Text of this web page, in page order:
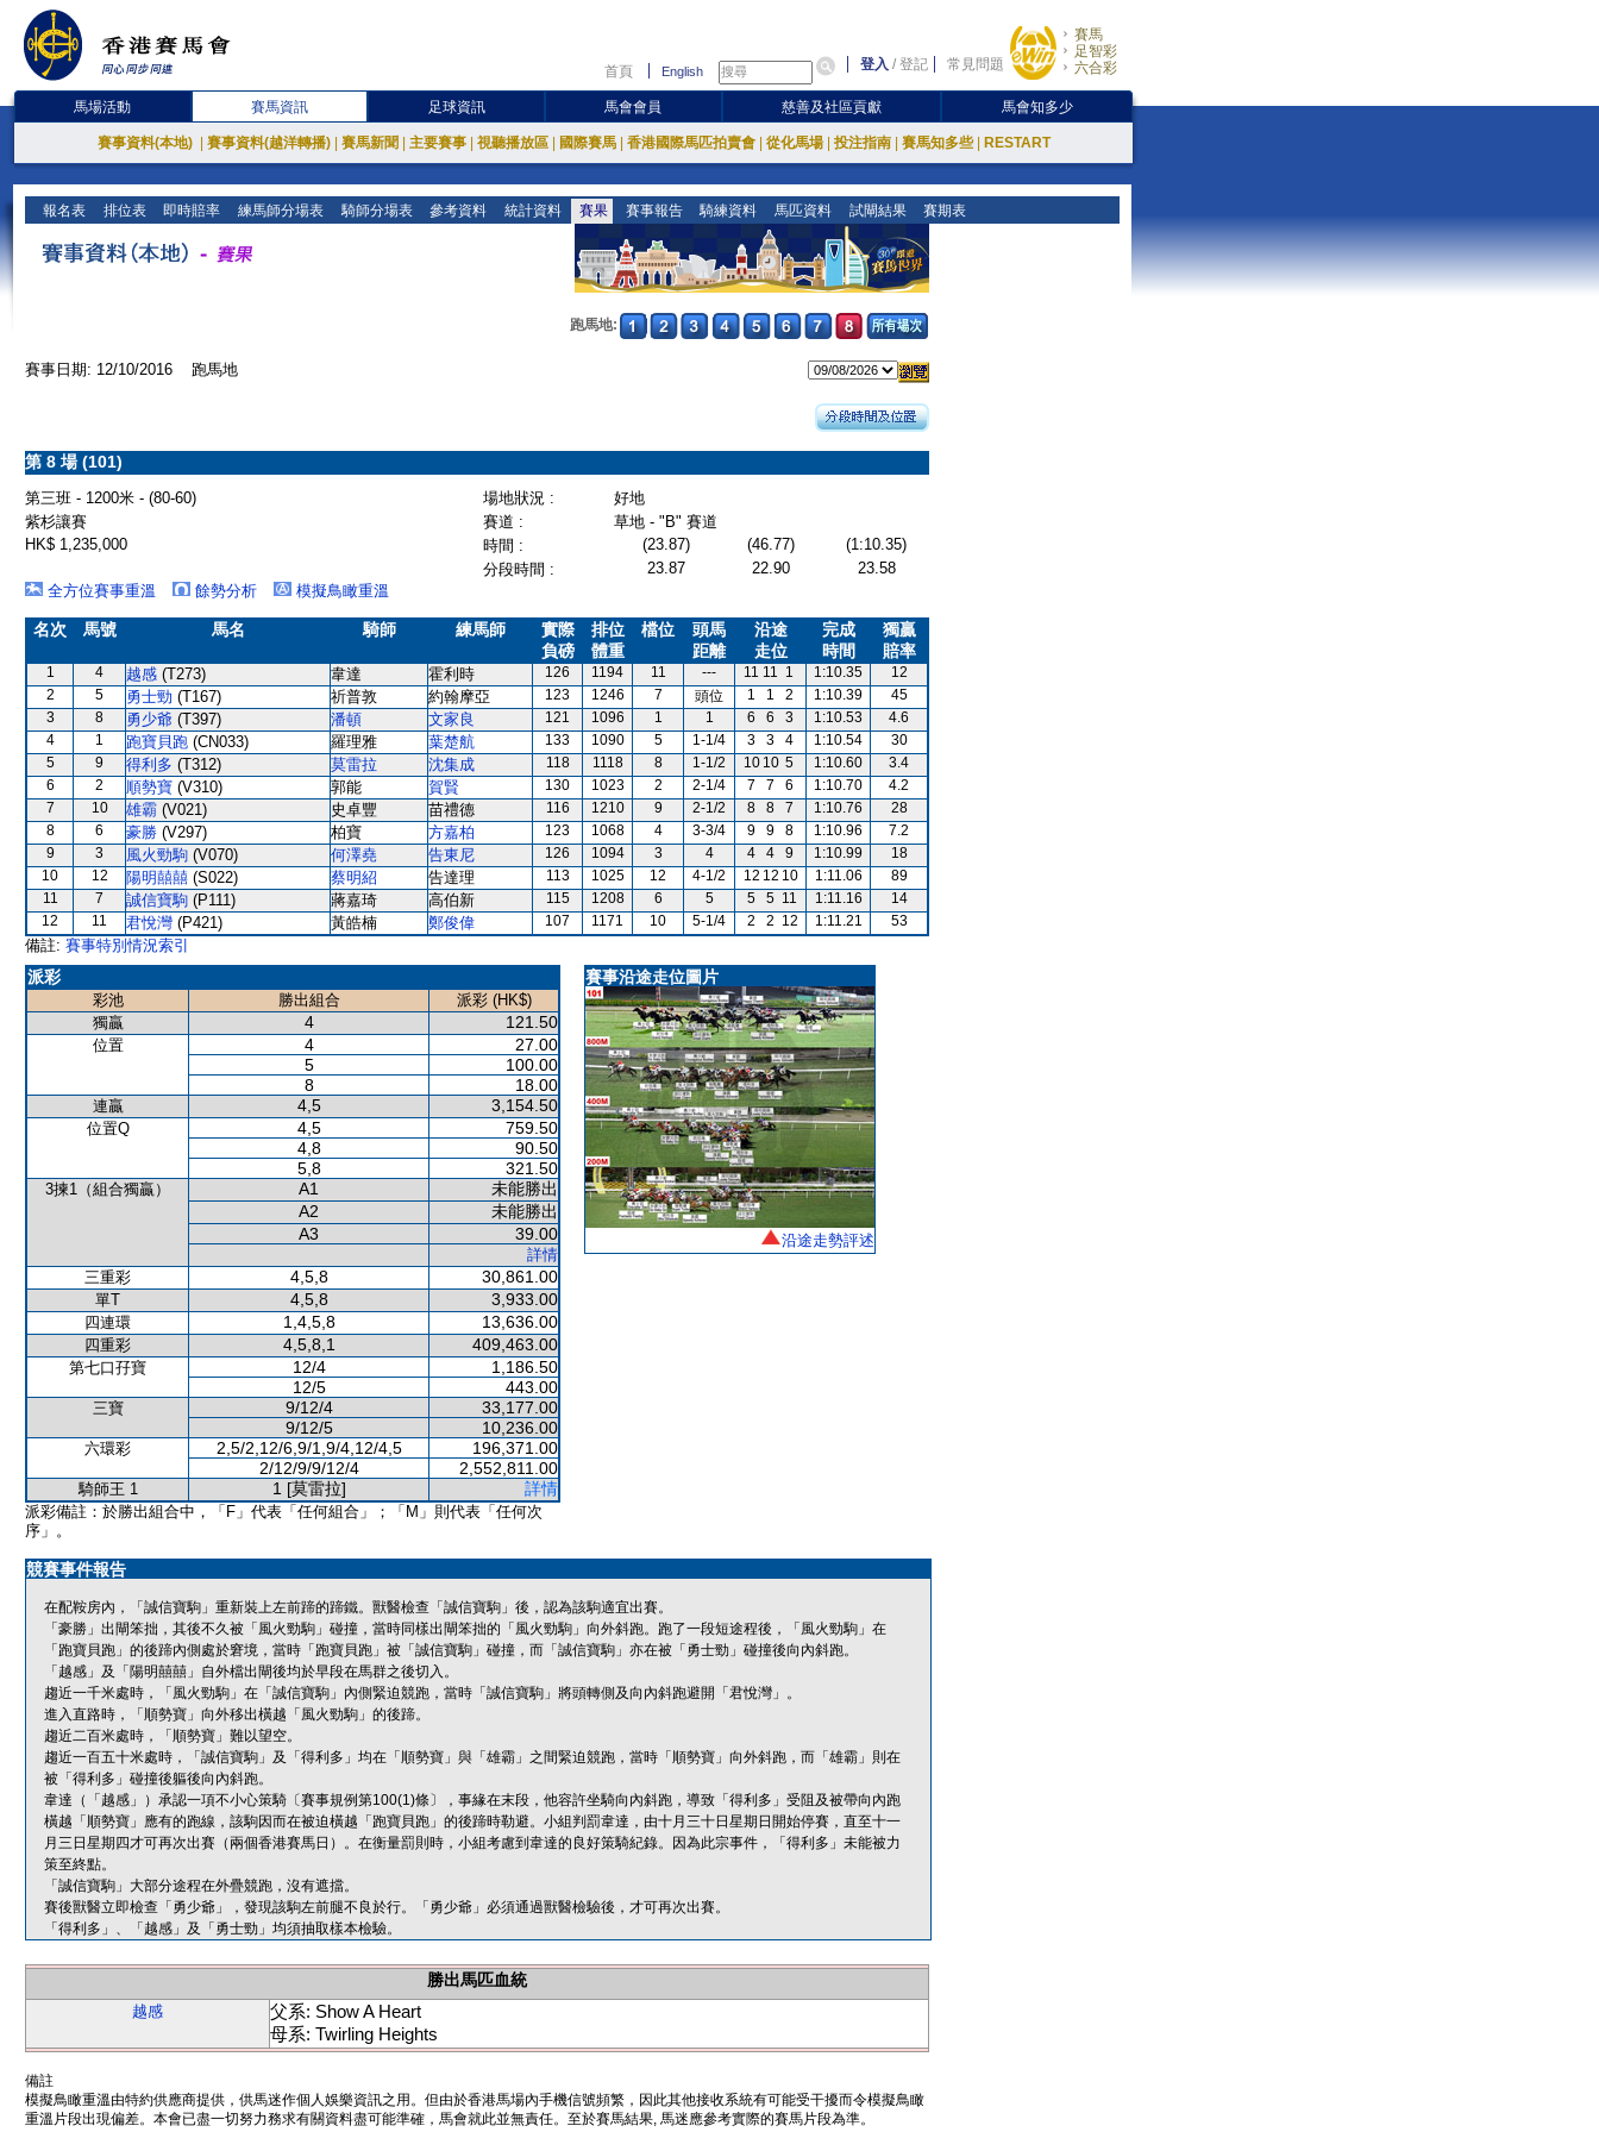
首頁 English 登入 /登記 常見問題
賽馬
足智彩
六合彩
馬場活動 賽馬資訊 足球資訊 馬會會員 慈善及社區貢獻 馬會知多少
賽事資料(本地) 賽事資料(越洋轉播) 賽馬新聞 主要賽事 視聽播放區 國際賽馬 香港國際馬匹拍賣會 從化馬場 投注指南 賽馬知多些 RESTART
報名表 排位表 即時賠率 練馬師分場表 騎師分場表 參考資料 統計資料 賽果 賽事報告 騎練資料 馬匹資料 試閘結果 賽期表
跑馬地:
賽事日期: 12/10/2016 跑馬地
第 8 場 (101)
第三班 - 1200米 - (80-60) 場地狀況 :
好地
紫杉讓賽
賽道 :
草地 - "B" 賽道
HK$ 1,235,000
時間 : (23.87) (46.77)
(1:10.35)
分段時間 :
23.87 22.90
23.58
全方位賽事重溫
餘勢分析 模擬鳥瞰重溫
名次 馬號 馬名 騎師 練馬師
實際
負磅
排位
體重
檔位
頭馬
距離
沿途
走位
完成
時間
獨贏
賠率
1 4 越感 (T273) 韋達 霍利時 126 1194 11 --- 11 11 1 1:10.35
12
2
5 勇士勁 (T167) 祈普敦 約翰摩亞 123 1246 7 頭位 1 1 2 1:10.39
45
3
8 勇少爺 (T397) 潘頓 文家良 121 1096 1 1 6 6 3 1:10.53
4.6
4
1 跑寶貝跑 (CN033) 羅理雅 葉楚航 133 1090 5 1-1/4 3 3 4 1:10.54
30
5
9 得利多 (T312) 莫雷拉 沈集成 118 1118 8 1-1/2 10 10 5 1:10.60
3.4
6
2 順勢寶 (V310) 郭能 賀賢 130 1023 2 2-1/4 7 7 6 1:10.70
4.2
7
10 雄霸 (V021) 史卓豐 苗禮德 116 1210 9 2-1/2 8 8 7 1:10.76
28
8
6 豪勝 (V297) 柏寶 方嘉柏 123 1068 4 3-3/4 9 9 8 1:10.96
7.2
9
3 風火勁駒 (V070) 何澤堯 告東尼 126 1094 3 4 4 4 9 1:10.99
18
10
12 陽明囍囍 (S022) 蔡明紹 告達理 113 1025 12 4-1/2 12 12 10 1:11.06
89
11
7 誠信寶駒 (P111) 蔣嘉琦 高伯新 115 1208 6 5 5 5 11 1:11.16
14
12
11 君悅灣 (P421) 黃皓楠 鄭俊偉 107 1171 10 5-1/4 2 2 12 1:11.21 53
備註: 賽事特別情況索引
派彩
彩池 勝出組合
派彩 (HK$)
獨贏
4 121.50
位置 4
27.00
5
100.00
8
18.00
連贏 4,5 3,154.50
位置Q 4,5
759.50
4,8
90.50
5,8
321.50
3揀1（組合獨贏） A1
未能勝出
A2
未能勝出
A3
39.00
詳情
三重彩
4,5,8 30,861.00
單T 4,5,8 3,933.00
四連環 1,4,5,8 13,636.00
四重彩 4,5,8,1 409,463.00
第七口孖寶 12/4
1,186.50
12/5
443.00
三寶 9/12/4
33,177.00
9/12/5
10,236.00
六環彩 2,5/2,12/6,9/1,9/4,12/4,5
196,371.00
2/12/9/9/12/4
2,552,811.00
騎師王 1 1 [莫雷拉] 詳情
派彩備註：於勝出組合中，「F」代表「任何組合」；「M」則代表「任何次
序」。
賽事沿途走位圖片
沿途走勢評述
競賽事件報告
在配鞍房內，「誠信寶駒」重新裝上左前蹄的蹄鐵。獸醫檢查「誠信寶駒」後，認為該駒適宜出賽。
「豪勝」出閘笨拙，其後不久被「風火勁駒」碰撞，當時同樣出閘笨拙的「風火勁駒」向外斜跑。跑了一段短途程後，「風火勁駒」在
「跑寶貝跑」的後蹄內側處於窘境，當時「跑寶貝跑」被「誠信寶駒」碰撞，而「誠信寶駒」亦在被「勇士勁」碰撞後向內斜跑。
「越感」及「陽明囍囍」自外檔出閘後均於早段在馬群之後切入。
趨近一千米處時，「風火勁駒」在「誠信寶駒」內側緊迫競跑，當時「誠信寶駒」將頭轉側及向內斜跑避開「君悅灣」。
進入直路時，「順勢寶」向外移出橫越「風火勁駒」的後蹄。
趨近二百米處時，「順勢寶」難以望空。
趨近一百五十米處時，「誠信寶駒」及「得利多」均在「順勢寶」與「雄霸」之間緊迫競跑，當時「順勢寶」向外斜跑，而「雄霸」則在
被「得利多」碰撞後軀後向內斜跑。
韋達（「越感」）承認一項不小心策騎〔賽事規例第100(1)條〕，事緣在末段，他容許坐騎向內斜跑，導致「得利多」受阻及被帶向內跑
橫越「順勢寶」應有的跑線，該駒因而在被迫橫越「跑寶貝跑」的後蹄時勒避。小組判罰韋達，由十月三十日星期日開始停賽，直至十一
月三日星期四才可再次出賽（兩個香港賽馬日）。在衡量罰則時，小組考慮到韋達的良好策騎紀錄。因為此宗事件，「得利多」未能被力
策至終點。
「誠信寶駒」大部分途程在外疊競跑，沒有遮擋。
賽後獸醫立即檢查「勇少爺」，發現該駒左前腿不良於行。「勇少爺」必須通過獸醫檢驗後，才可再次出賽。
「得利多」、「越感」及「勇士勁」均須抽取樣本檢驗。
勝出馬匹血統
越感
父系: Show A Heart
母系: Twirling Heights
備註
模擬鳥瞰重溫由特約供應商提供，供馬迷作個人娛樂資訊之用。但由於香港馬場內手機信號頻繁，因此其他接收系統有可能受干擾而令模擬鳥瞰
重溫片段出現偏差。本會已盡一切努力務求有關資料盡可能準確，馬會就此並無責任。至於賽馬結果, 馬迷應參考實際的賽馬片段為準。